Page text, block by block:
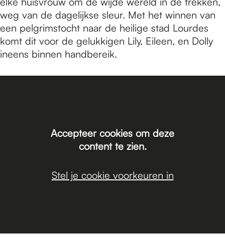
weg van de dagelijkse sleur. Met het winnen van
een pelgrimstocht naar de heilige stad Lourdes
komt dit voor de gelukkigen Lily, Eileen, en Dolly
ineens binnen handbereik.
Accepteer cookies om deze
content te zien.
Stel je cookie voorkeuren in